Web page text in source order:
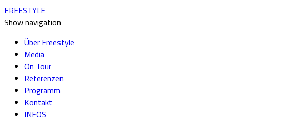
FREESTYLE
Show navigation
Über Freestyle
Media
On Tour
Referenzen
Programm
Kontakt
INFOS